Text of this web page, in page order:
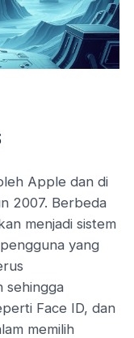
Apple dan di
2007. Berbeda
menjadi sistem
yang
sehingga
Face ID, dan
memilih